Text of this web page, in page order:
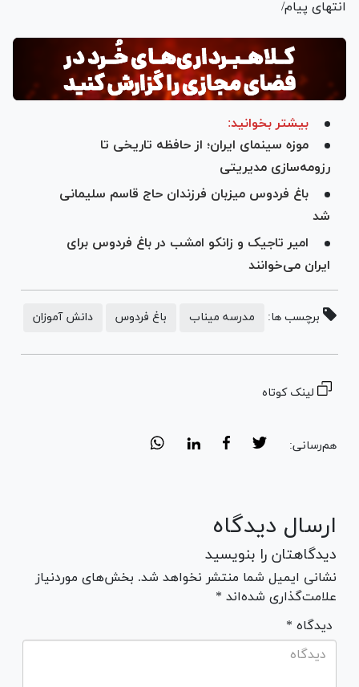
انتهای پیام/
بیشتر بخوانید:
موزه سینمای ایران؛ از حافظه تاریخی تا
رزومه‌سازی مدیریتی
باغ فردوس میزبان فرزندان حاج قاسم سلیمانی
شد
امیر تاجیک و زانکو امشب در باغ فردوس برای
ایران می‌خوانند
برچسب ها: مدرسه میناب باغ فردوس دانش آموزان
لینک کوتاه
هم‌رسانی:
ارسال دیدگاه
دیدگاهتان را بنویسید
نشانی ایمیل شما منتشر نخواهد شد. بخش‌های موردنیاز
علامت‌گذاری شده‌اند *
* دیدگاه